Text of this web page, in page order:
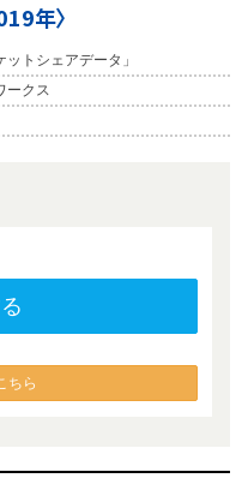
年〉
トシェアデータ」
ークス
ちら